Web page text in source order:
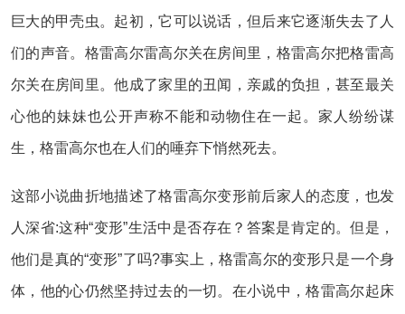
巨大的甲壳虫。起初，它可以说话，但后来它逐渐失去了人
们的声音。格雷高尔雷高尔关在房间里，格雷高尔把格雷高
尔关在房间里。他成了家里的丑闻，亲戚的负担，甚至最关
心他的妹妹也公开声称不能和动物住在一起。家人纷纷谋
生，格雷高尔也在人们的唾弃下悄然死去。
这部小说曲折地描述了格雷高尔变形前后家人的态度，也发
人深省:这种“变形”生活中是否存在？答案是肯定的。但是，
他们是真的“变形”了吗?事实上，格雷高尔的变形只是一个身
体，他的心仍然坚持过去的一切。在小说中，格雷高尔起床